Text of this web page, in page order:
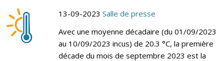
13-09-2023 Salle de presse
Avec une moyenne décadaire (du 01/09/2023
au 10/09/2023 incus) de 20.3 °C, la première
décade du mois de septembre 2023 est la